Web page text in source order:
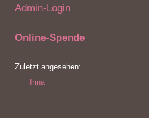
Admin-Login
Online-Spende
Zuletzt angesehen:
Irina